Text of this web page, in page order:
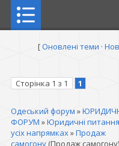
[Оновлені теми ·
Сторінка 1 з 1 1
Одеський форум »
ФОРУМ »Юридичні
усіх напрямках»Продаж
самогону (Продаж самогону)